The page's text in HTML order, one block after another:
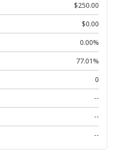
$250.00
$0.00
0.00%
77.01%
0
--
--
--